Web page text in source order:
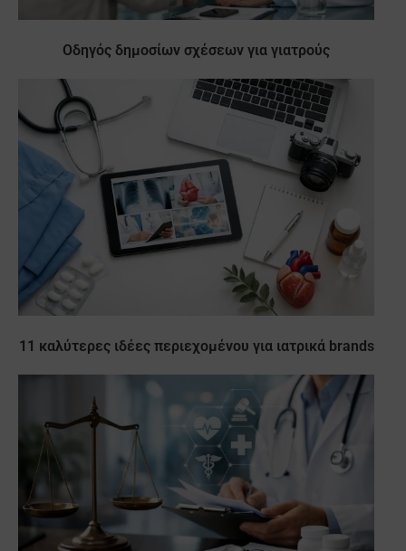
Οδηγός δημοσίων σχέσεων για γιατρούς
11 καλύτερες ιδέες περιεχομένου για ιατρικά brands